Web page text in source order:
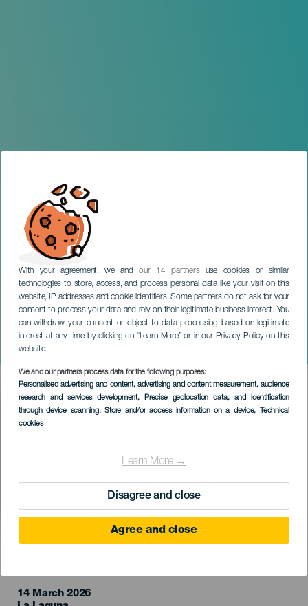
With your agreement, we andour 14 partnersuse cookies or similar
technologies to store, access, and process personal data like your visit on this
website, IP addresses and cookie identifiers. Some partners do not ask for your
consent to process your data and rely on their legitimate business interest. You
can withdraw your consent or object to data processing based on legitimate
interest at any time by clicking on “Learn More” or in our Privacy Policy on this
website.
We and our partners process data for the following purposes:
Personalised advertising and content, advertising and content measurement, audience
research and services development, Precise geolocation data, and identification
through device scanning, Store and/or access information on a device, Technical
cookies
Learn More →
Disagree and close
Agree and close
David Otero em concerto
TENERIFE
Imagen
Listado
14 March 2026